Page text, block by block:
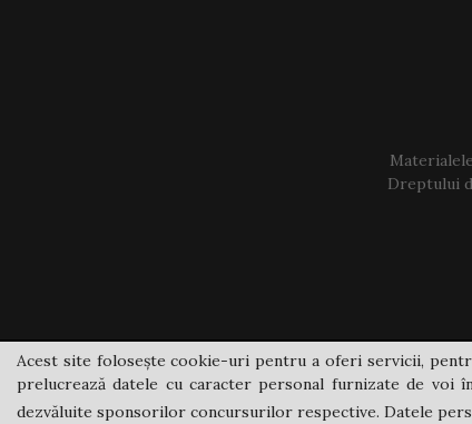
Dreptului
Acest site folosește cookie-uri pentru a oferi servicii,
prelucrează datele cu caracter personal furnizate de
dezvăluite sponsorilor concursurilor respective. Datele